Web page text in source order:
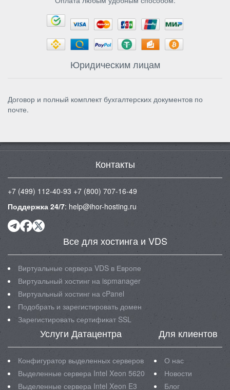
Юридическим лицам
Договор и полный комплект бухгалтерских документов по
почте.
Контакты
+7 (499) 112-40-93 +7 (800) 707-16-49
Поддержка 24/7: help@ihor-hosting.ru
Все для хостинга и VDS
Виртуальные сервера VDS в Европе
Виртуальный хостинг на ispmanager
Виртуальный хостинг на cPanel
Подобрать и зарегистировать домен
Зарегистировать сертификат SSL
Услуги Датацентра
Конфигуратор выделенных серверов
Выделенные сервера Intel Xeon 5620
Выделенные сервера Intel Xeon E3
Для клиентов
О нас
Новости
Блог